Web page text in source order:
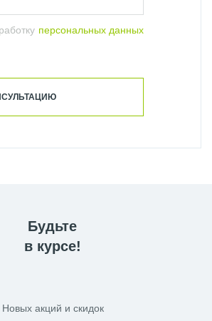
персональных данных
Будьте
в курсе!
Новых акций и скидок